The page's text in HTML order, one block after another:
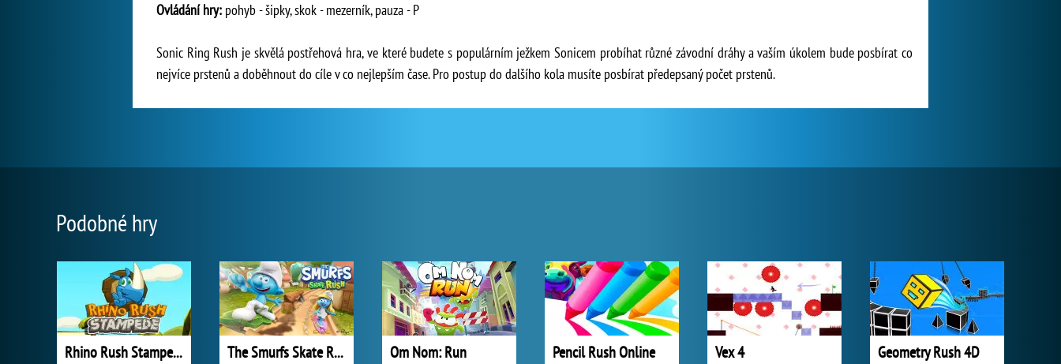
Ovládání hry: pohyb - šipky, skok - mezerník, pauza - P
Sonic Ring Rush je skvělá postřehová hra, ve které budete s populárním ježkem Sonicem probíhat různé závodní dráhy a vaším úkolem bude posbírat co
nejvíce prstenů a doběhnout do cíle v co nejlepším čase. Pro postup do dalšího kola musíte posbírat předepsaný počet prstenů.
Podobné hry
Rhino Rush Stampede Online The Smurfs Skate Rush Om Nom: Run Pencil Rush Online Vex 4 Geometry Rush 4D